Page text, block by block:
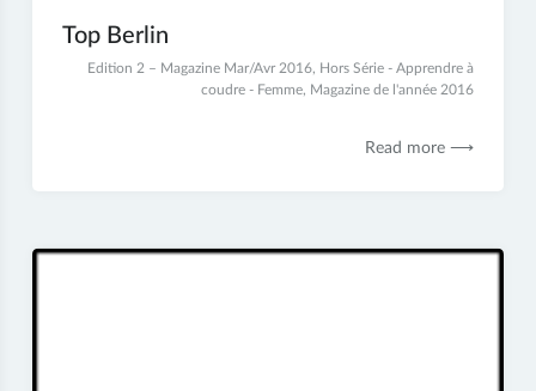
Top Berlin
Edition 2 – Magazine Mar/Avr 2016, Hors Série - Apprendre à
coudre - Femme, Magazine de l'année 2016
Read more ⟶